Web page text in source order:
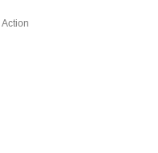
,Action